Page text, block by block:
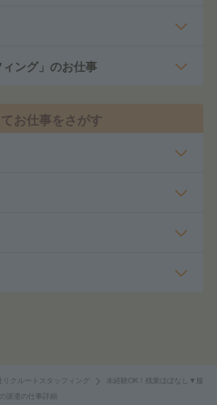
ィング」のお仕事
お仕事をさがす
リクルートスタッフィング
未経験OK！残業ほぼなし▼服
派遣の仕事詳細